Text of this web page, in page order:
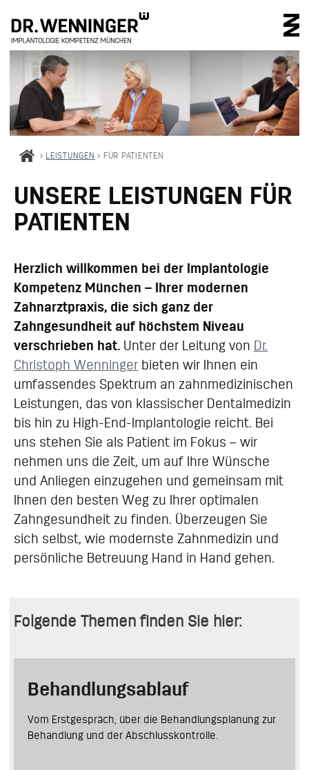
> LEISTUNGEN > FÜR PATIENTEN
UNSERE LEISTUNGEN FÜR
PATIENTEN
Herzlich willkommen bei der Implantologie
Kompetenz München – Ihrer modernen
Zahnarztpraxis, die sich ganz der
Zahngesundheit auf höchstem Niveau
verschrieben hat. Unter der Leitung von Dr.
Christoph Wenninger bieten wir Ihnen ein
umfassendes Spektrum an zahnmedizinischen
Leistungen, das von klassischer Dentalmedizin
bis hin zu High-End-Implantologie reicht. Bei
uns stehen Sie als Patient im Fokus – wir
nehmen uns die Zeit, um auf Ihre Wünsche
und Anliegen einzugehen und gemeinsam mit
Ihnen den besten Weg zu Ihrer optimalen
Zahngesundheit zu finden. Überzeugen Sie
sich selbst, wie modernste Zahnmedizin und
persönliche Betreuung Hand in Hand gehen.
Folgende Themen finden Sie hier:
Behandlungs­ablauf
Vom Erstgespräch, über die Behandlungs­pla­nung zur
Behandlung und der Abschluss­kontrolle.